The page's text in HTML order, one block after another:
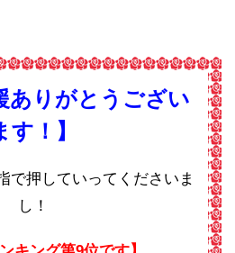
ありがとうござい
す！】
で押していってくださいま
し！